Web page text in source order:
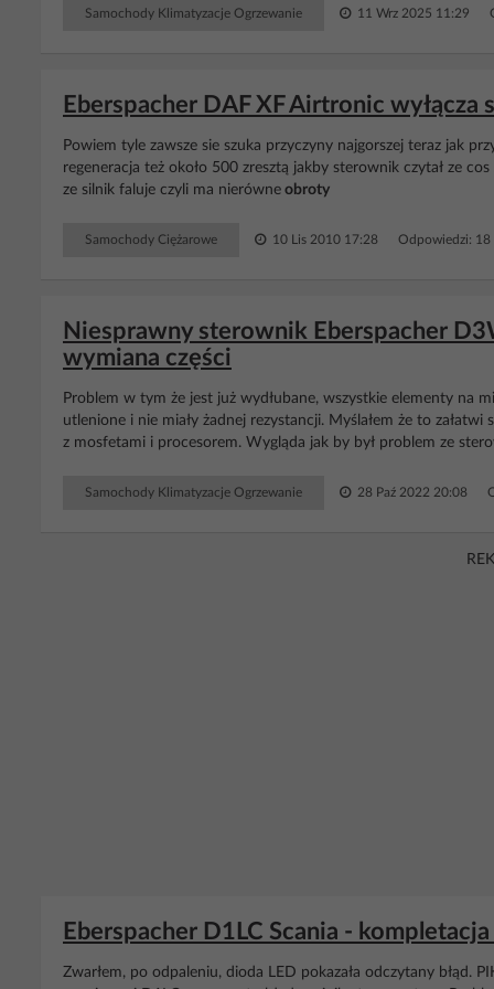
Samochody Klimatyzacje Ogrzewanie 11 Wrz 2025 11:29
Eberspacher DAF XF Airtronic
Powiem tyle zawsze sie szuka przyczyny najgorszej teraz jak
regeneracja też około 500 zresztą jakby sterownik czytał ze
ze silnik faluje czyli ma nierówne obroty
Samochody Ciężarowe 10 Lis 2010 17:28 Odpowiedzi:
Niesprawny sterownik Eberspacher
wymiana części
Problem w tym że jest już wydłubane, wszystkie elementy na
utlenione i nie miały żadnej rezystancji. Myślałem że to
z mosfetami i procesorem. Wygląda jak by był problem ze
Samochody Klimatyzacje Ogrzewanie 28 Paź 2022 20:08
Eberspacher D1LC Scania -
Zwarłem, po odpaleniu, dioda LED pokazała odczytany błąd.